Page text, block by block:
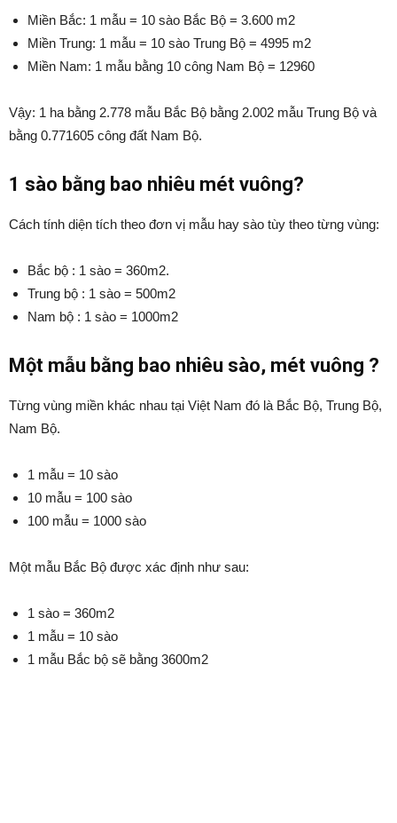
Miền Bắc: 1 mẫu = 10 sào Bắc Bộ = 3.600 m2
Miền Trung: 1 mẫu = 10 sào Trung Bộ = 4995 m2
Miền Nam: 1 mẫu bằng 10 công Nam Bộ = 12960
Vậy: 1 ha bằng 2.778 mẫu Bắc Bộ bằng 2.002 mẫu Trung Bộ và
bằng 0.771605 công đất Nam Bộ.
1 sào bằng bao nhiêu mét vuông?
Cách tính diện tích theo đơn vị mẫu hay sào tùy theo từng vùng:
Bắc bộ : 1 sào = 360m2.
Trung bộ : 1 sào = 500m2
Nam bộ : 1 sào = 1000m2
Một mẫu bằng bao nhiêu sào, mét vuông ?
Từng vùng miền khác nhau tại Việt Nam đó là Bắc Bộ, Trung Bộ,
Nam Bộ.
1 mẫu = 10 sào
10 mẫu = 100 sào
100 mẫu = 1000 sào
Một mẫu Bắc Bộ được xác định như sau:
1 sào = 360m2
1 mẫu = 10 sào
1 mẫu Bắc bộ sẽ bằng 3600m2